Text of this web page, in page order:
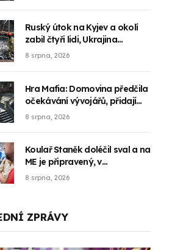
Ruský útok na Kyjev a okolí
zabil čtyři lidi, Ukrajina
zaútočila na ruské rafinérie
8 srpna, 2026
Hra Mafia: Domovina předčila
očekávání vývojářů, přidají
rozšíření
8 srpna, 2026
Koulař Staněk doléčil sval a na
ME je připravený, v
Birminghamu už jednou uspěl
8 srpna, 2026
ZPRÁVY